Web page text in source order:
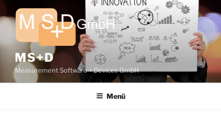
Inhalt
springen
MS+D
Measurement Software + Devices GmbH
Menü